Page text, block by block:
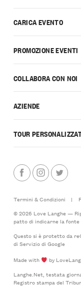
CARICA EVENTO
PROMOZIONE EVENTI
COLLABORA CON NOI
AZIENDE
TOUR
Termini & Condizioni |
© 2026 Love Langhe —
patto di indicarne la fonte
Questo si è protetto da
di Serviziodi Google
Made with
by
Langhe.Net, testata
Registro stampa del